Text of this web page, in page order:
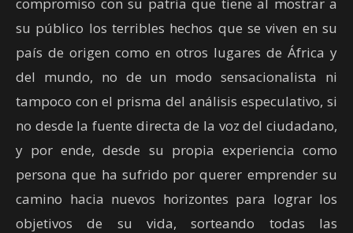
su público los terribles hechos que se viven en su
país de origen como en otros lugares de África y
del mundo, no de un modo sensacionalista ni
tampoco con el prisma del análisis especulativo, si
no desde la fuente directa de la voz del ciudadano,
y por ende, desde su propia experiencia como
persona que ha sufrido por querer emprender su
camino hacia nuevos horizontes para lograr los
objetivos de su vida, sorteando todas las